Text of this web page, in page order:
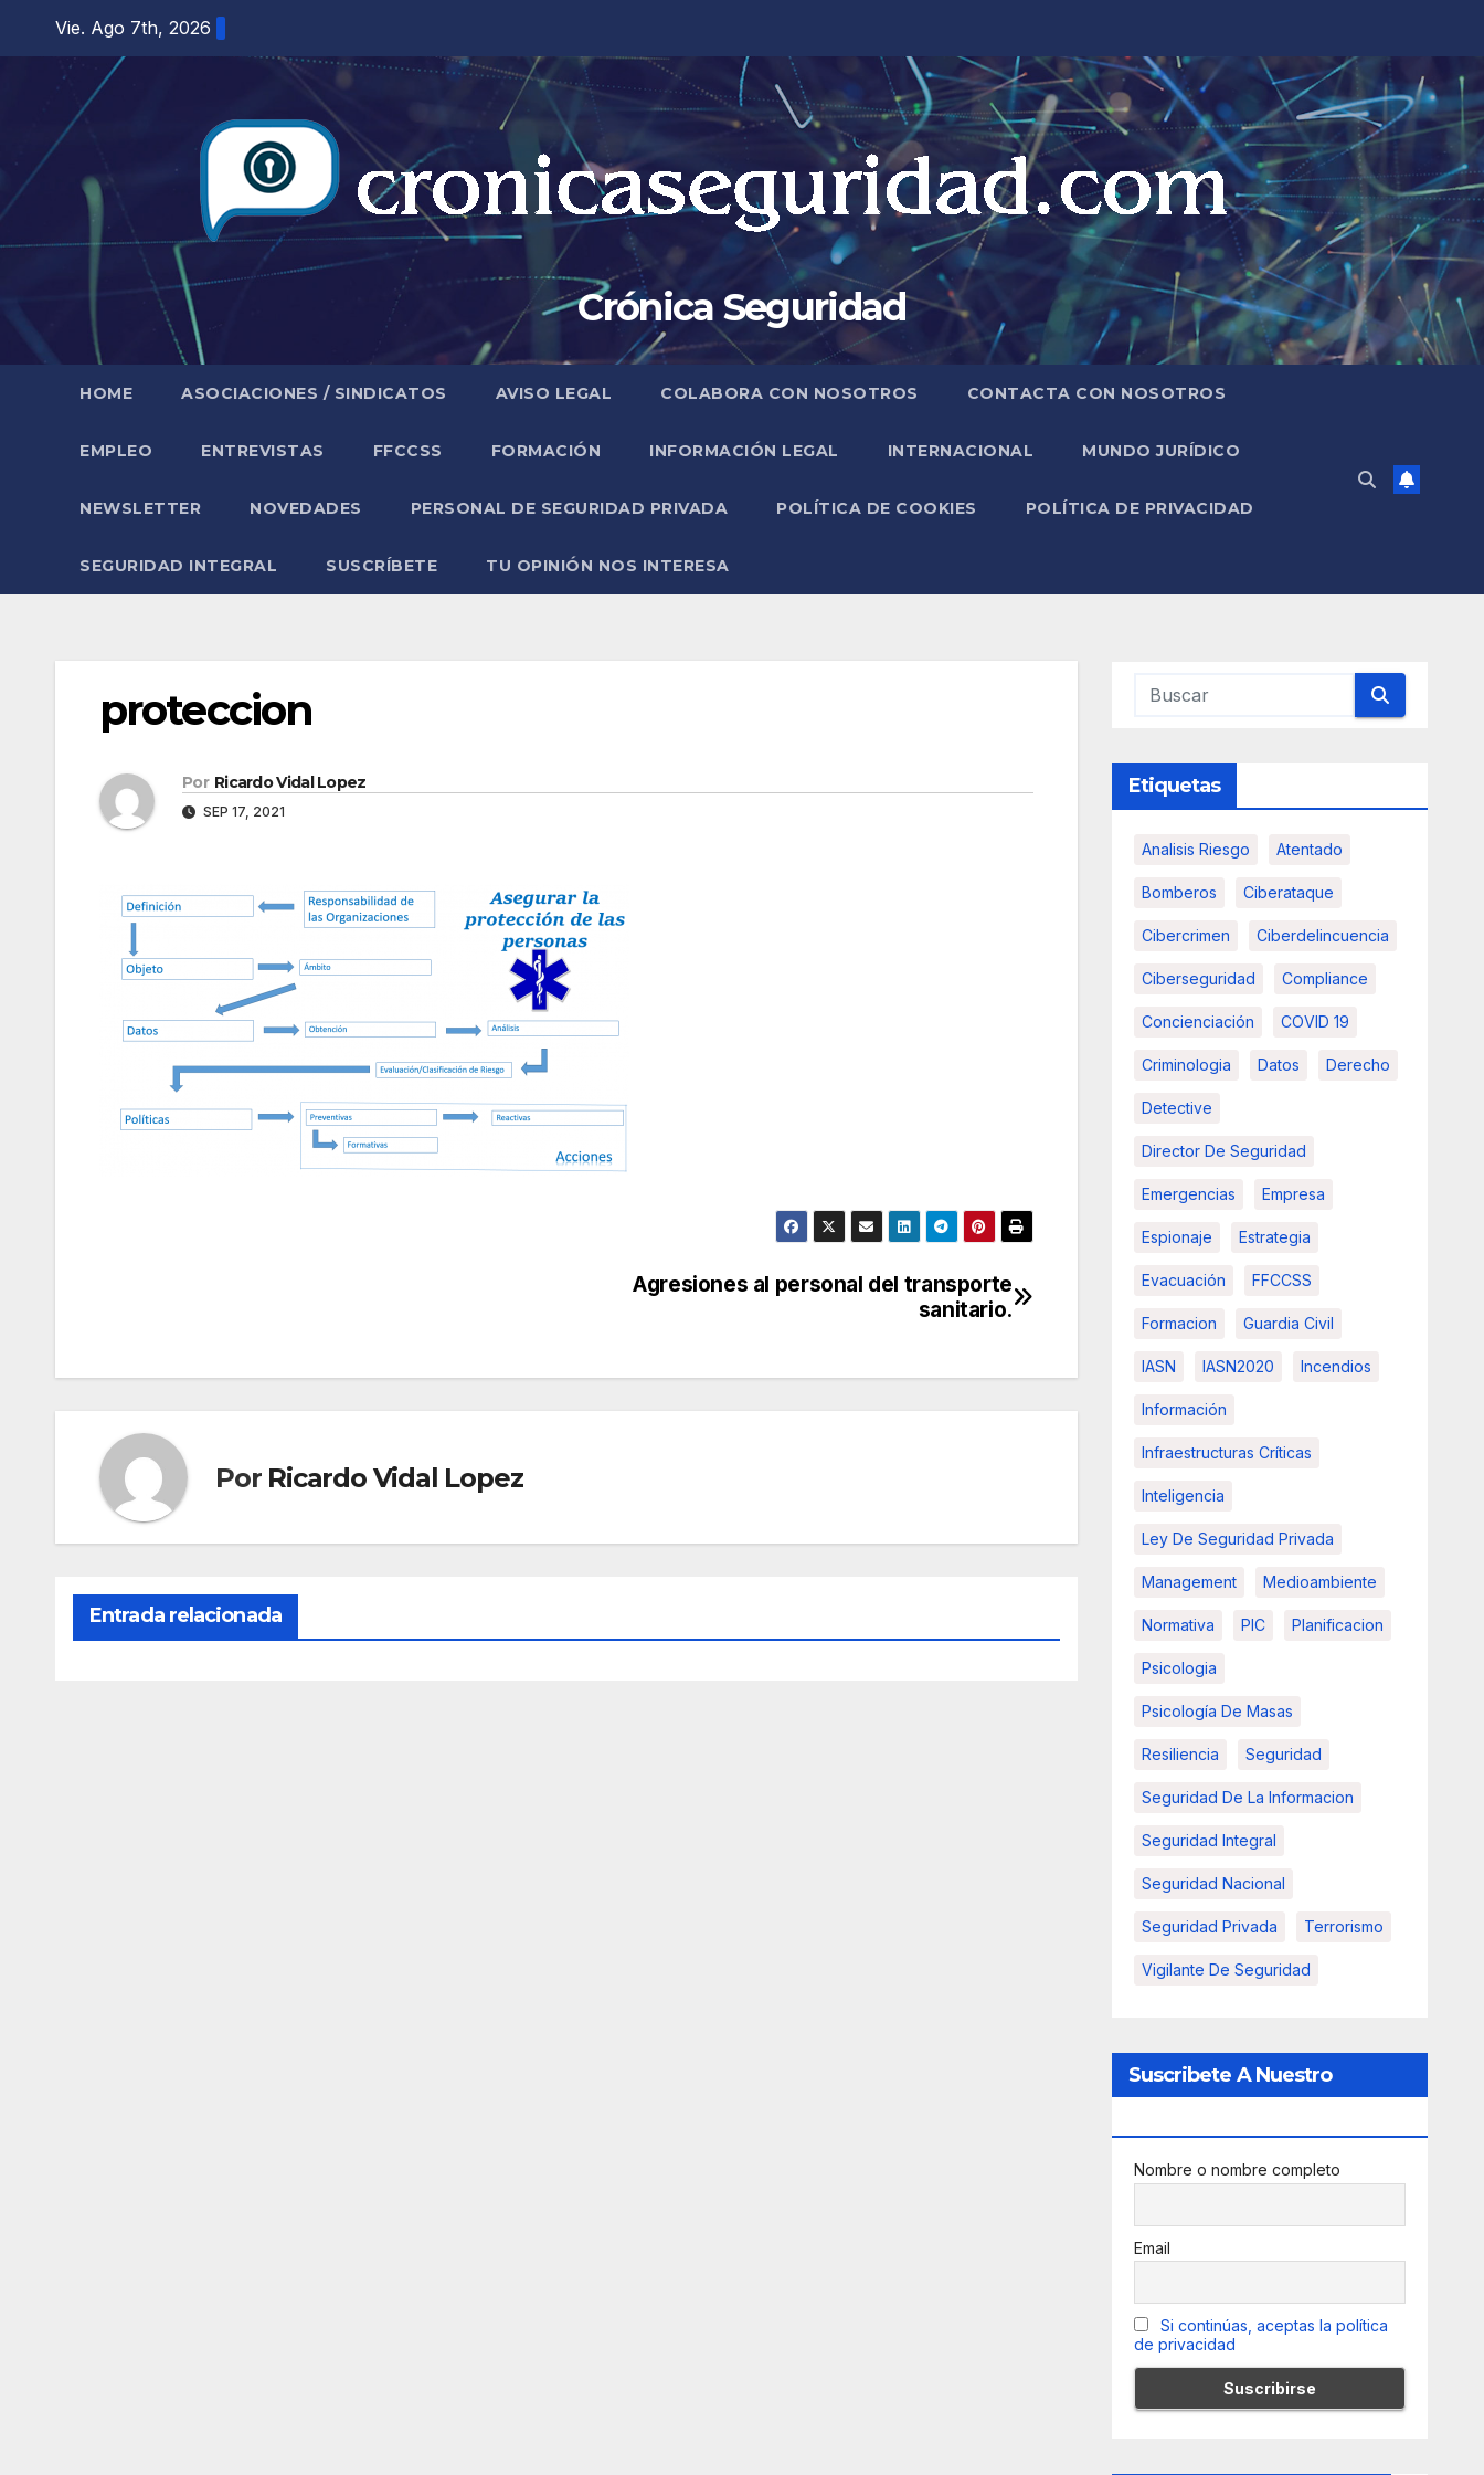
contenido
Vie. Ago 7th, 2026
Crónica Seguridad
HOME ASOCIACIONES / SINDICATOS AVISO LEGAL COLABORA CON NOSOTROS CONTACTA CON NOSOTROS
EMPLEO ENTREVISTAS FFCCSS FORMACIÓN INFORMACIÓN LEGAL INTERNACIONAL MUNDO JURÍDICO
NEWSLETTER NOVEDADES PERSONAL DE SEGURIDAD PRIVADA POLÍTICA DE COOKIES POLÍTICA DE PRIVACIDAD
SEGURIDAD INTEGRAL SUSCRÍBETE TU OPINIÓN NOS INTERESA
proteccion
Por Ricardo Vidal Lopez
SEP 17, 2021
entradas
Agresiones al personal del transporte
sanitario.
Por Ricardo Vidal Lopez
Entrada relacionada
Etiquetas
Analisis Riesgo Atentado
Bomberos Ciberataque
Cibercrimen Ciberdelincuencia
Ciberseguridad Compliance
Concienciación COVID 19
Criminologia Datos Derecho
Detective
Director De Seguridad
Emergencias Empresa
Espionaje Estrategia
Evacuación FFCCSS
Formacion Guardia Civil
IASN IASN2020 Incendios
Información
Infraestructuras Críticas
Inteligencia
Ley De Seguridad Privada
Management Medioambiente
Normativa PIC Planificacion
Psicologia
Psicología De Masas
Resiliencia Seguridad
Seguridad De La Informacion
Seguridad Integral
Seguridad Nacional
Seguridad Privada Terrorismo
Vigilante De Seguridad
Suscribete A Nuestro
Nombre o nombre completo
Email
Si continúas, aceptas la política
de privacidad